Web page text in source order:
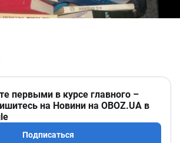
первыми в курсе главного –
на Новини на OBOZ.UA в
Подписаться